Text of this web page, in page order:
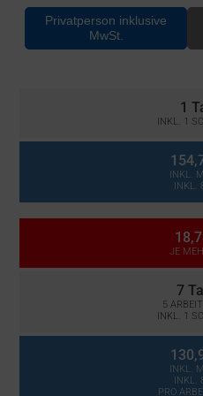
Privatperson inklusive
MwSt.
1
INKL. 1
INKL.
INKL.
JE
7
5
INKL. 1
INKL.
INKL.
PRO